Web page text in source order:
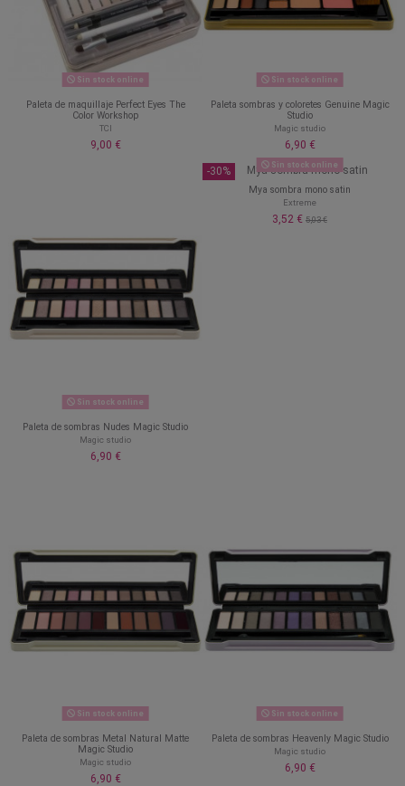
Sin stock online
Paleta de maquillaje Perfect Eyes The
Color Workshop
TCI
9,00 €
Sin stock online
Paleta sombras y coloretes Genuine Magic
Studio
Magic studio
6,90 €
Sin stock online
Paleta de sombras Nudes Magic Studio
Magic studio
6,90 €
-30%
Sin stock online
Mya sombra mono satin
Extreme
3,52 € 5,03 €
Sin stock online
Paleta de sombras Metal Natural Matte
Magic Studio
Magic studio
6,90 €
Sin stock online
Paleta de sombras Heavenly Magic Studio
Magic studio
6,90 €